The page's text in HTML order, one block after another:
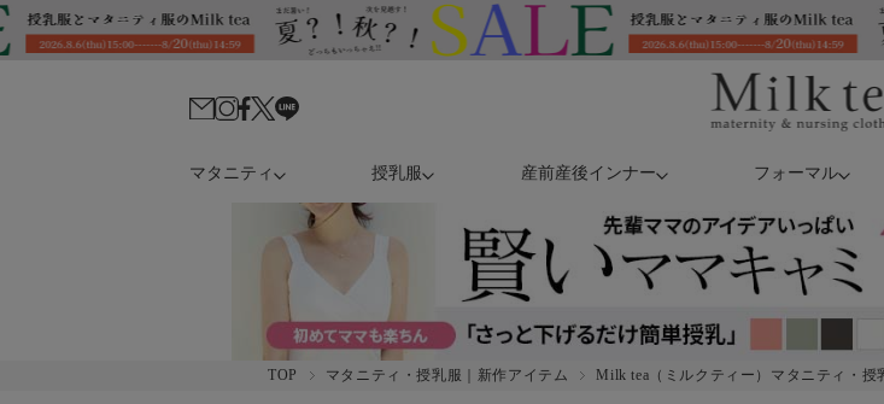
マタニティ 授乳服 産前産後インナー フォーマル
TOP マタニティ・授乳服｜新作アイテム Milk tea（ミルクティー）マタニティ・授